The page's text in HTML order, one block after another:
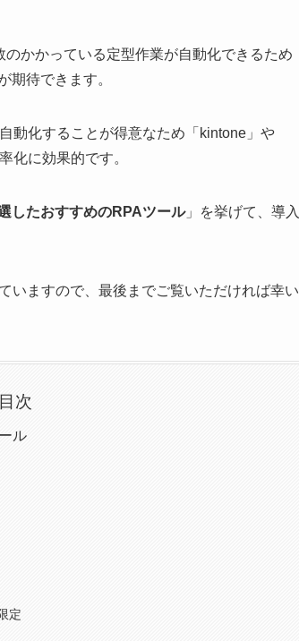
かかっている定型作業が自動化できるため
期待できます。
動化することが得意なため「kintone」や
化に効果的です。
したおすすめのRPAツール」を挙げて、導
ますので、最後までご覧いただければ幸い
目次
ル
定